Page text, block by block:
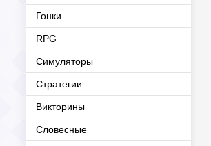
Гонки
RPG
Симуляторы
Стратегии
Викторины
Словесные